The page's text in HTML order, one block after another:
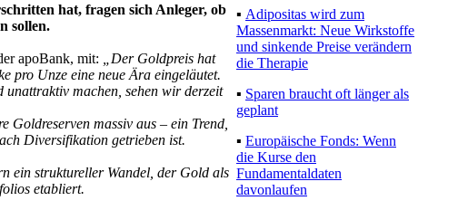
hat, fragen sich Anleger, ob
sollen.
apoBank, mit:
„Der Goldpreis hat
pro Unze eine neue Ära eingeläutet.
machen, sehen wir derzeit
massiv aus – ein Trend,
Diversifikation getrieben ist.
ein struktureller Wandel, der Gold
etabliert.
▪Adipositas wird zum
Massenmarkt: Neue
Wirkstoffe und sinkende
▪Sparen braucht oft länger als
▪Europäische Fonds: Wenn
die Kurse den
Fundamentaldaten